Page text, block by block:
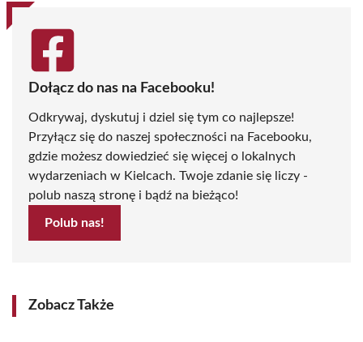
Dołącz do nas na Facebooku!
Odkrywaj, dyskutuj i dziel się tym co najlepsze!
Przyłącz się do naszej społeczności na Facebooku,
gdzie możesz dowiedzieć się więcej o lokalnych
wydarzeniach w Kielcach. Twoje zdanie się liczy -
polub naszą stronę i bądź na bieżąco!
Polub nas!
Zobacz Także